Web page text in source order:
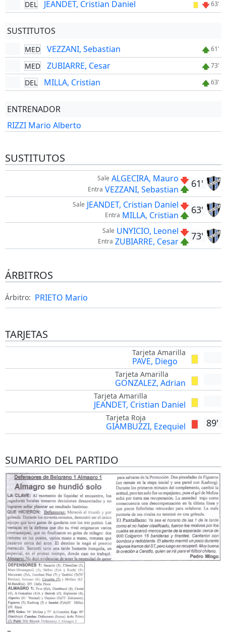
DEL JEANDET, Cristian Daniel 63'
SUSTITUTOS
MED VEZZANI, Sebastian 61'
MED ZUBIARRE, Cesar 73'
DEL MILLA, Cristian 63'
ENTRENADOR
RIZZI Mario Alberto
SUSTITUTOS
61'
Sale ALGECIRA, Mauro
Entra VEZZANI, Sebastian
63'
Sale JEANDET, Cristian Daniel
Entra MILLA, Cristian
73'
Sale UNYICIO, Leonel
Entra ZUBIARRE, Cesar
ÁRBITROS
Árbitro: PRIETO Mario
TARJETAS
Tarjeta Amarilla
PAVE, Diego
Tarjeta Amarilla
GONZALEZ, Adrian
Tarjeta Amarilla
JEANDET, Cristian Daniel
89'
Tarjeta Roja
GIAMBUZZI, Ezequiel
SUMARIO DEL PARTIDO
–